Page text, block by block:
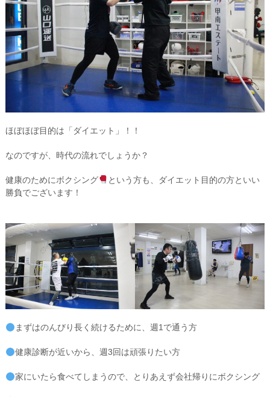
ほぼほぼ目的は「ダイエット」！！
なのですが、時代の流れでしょうか？
健康のためにボクシング
という方も、ダイエット目的の方といい
勝負でございます！
まずはのんびり長く続けるために、週1で通う方
健康診断が近いから、週3回は頑張りたい方
家にいたら食べてしまうので、とりあえず会社帰りにボクシング